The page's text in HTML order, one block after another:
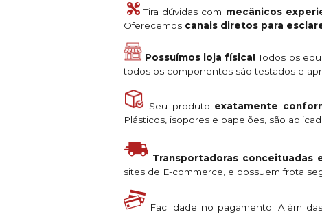
Tira dúvidas com mecânicos
Oferecemos canais diretos para
Possuímos loja física!Todos os
todos os componentes são testados e
Seu produto exatamente
Plásticos, isopores e papelões, são
Transportadoras conceituadas
sites de E-commerce, e possuem frota
Facilidade no pagamento. Além